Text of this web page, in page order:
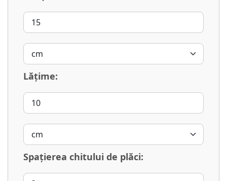
Lăţime:
Spațierea chitului de plăci: